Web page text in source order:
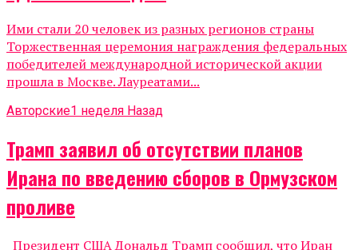
Ими стали 20 человек из разных регионов страны
Торжественная церемония награждения федеральных
победителей международной исторической акции
прошла в Москве. Лауреатами...
Авторские1 неделя Назад
Трамп заявил об отсутствии планов
Ирана по введению сборов в Ормузском
проливе
Президент США Дональд Трамп сообщил, что Иран